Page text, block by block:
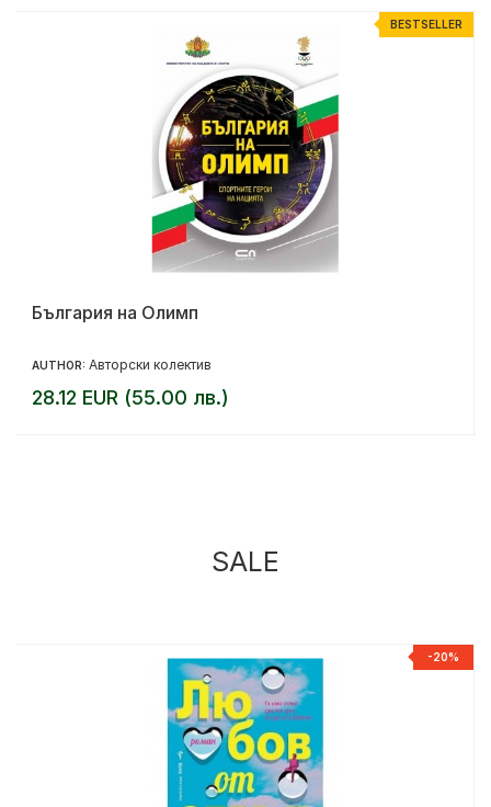
BESTSELLER
България на Олимп
AUTHOR: Авторски колектив
28.12 EUR (55.00 лв.)
SALE
-20%